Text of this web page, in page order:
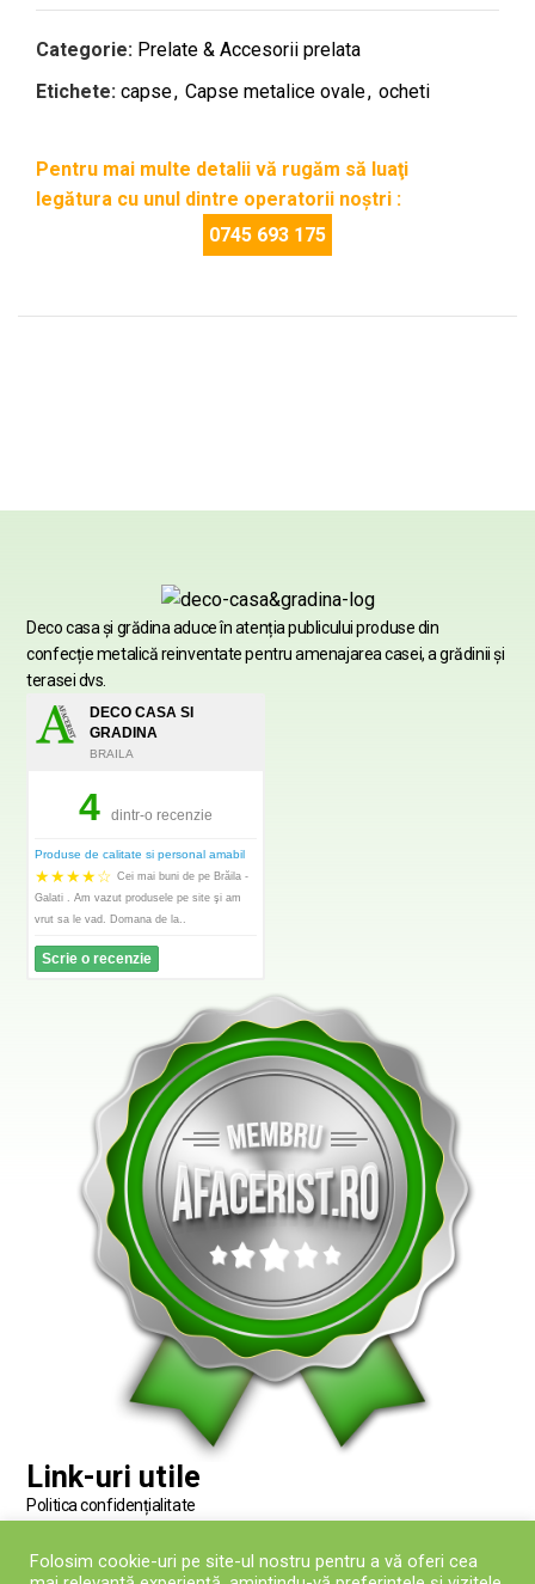
Categorie: Prelate & Accesorii prelata
Etichete: capse, Capse metalice ovale, ocheti
Pentru mai multe detalii vă rugăm să luaţi
legătura cu unul dintre operatorii noştri :
0745 693 175
Deco casa şi grădina aduce în atenția publicului produse din
confecție metalică reinventate pentru amenajarea casei, a grădinii şi
terasei dvs.
DECO CASA SI
GRADINA
BRAILA
4dintr-o recenzie
Produse de calitate si personal amabil
★★★★☆ Cei mai buni de pe Brăila -
Galati . Am vazut produsele pe site şi am
vrut sa le vad. Domana de la..
Scrie o recenzie
Link-uri utile
Politica confidențialitate
Politica fișierelor Cookies
Folosim cookie-uri pe site-ul nostru pentru a vă oferi cea